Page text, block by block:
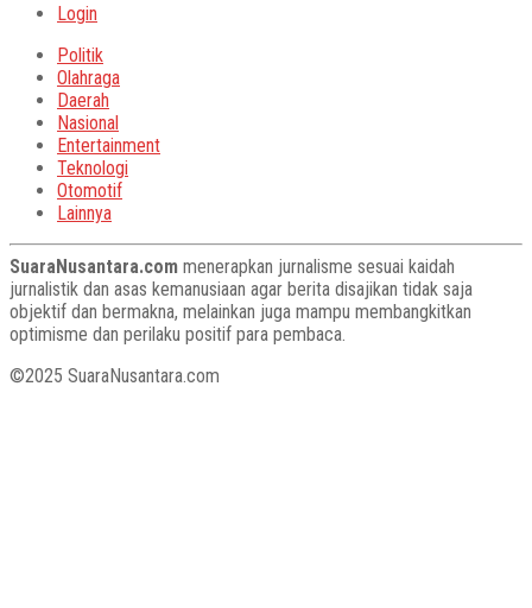
Login
Politik
Olahraga
Daerah
Nasional
Entertainment
Teknologi
Otomotif
Lainnya
SuaraNusantara.com menerapkan jurnalisme sesuai kaidah
jurnalistik dan asas kemanusiaan agar berita disajikan tidak saja
objektif dan bermakna, melainkan juga mampu membangkitkan
optimisme dan perilaku positif para pembaca.
©2025 SuaraNusantara.com